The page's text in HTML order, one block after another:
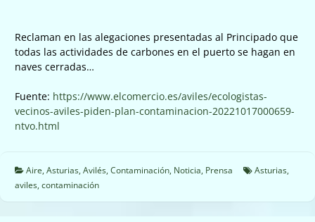
Reclaman en las alegaciones presentadas al Principado que
todas las actividades de carbones en el puerto se hagan en
naves cerradas…
Fuente: https://www.elcomercio.es/aviles/ecologistas-
vecinos-aviles-piden-plan-contaminacion-20221017000659-
ntvo.html
Aire, Asturias, Avilés, Contaminación, Noticia, Prensa Asturias,
aviles, contaminación